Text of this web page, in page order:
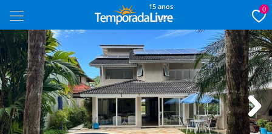
15 anos 0
Next